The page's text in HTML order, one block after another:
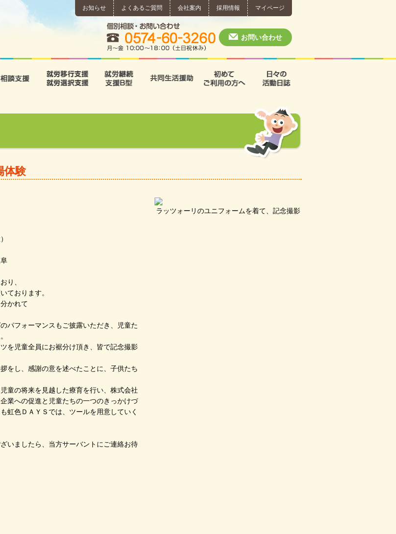
お知らせ よくあるご質問 会社案内 採用情報 マイページ
個別相談・お問い合わせ
お問い合わせ
相談支援 就労移行支援･就労選択支援
体験
り、
ております。
かれて
パフォーマンスもご披露いただき、児童た
を児童全員にお裾分け頂き、皆で記念撮影
をし、感謝の意を述べたことに、子供たち
童の将来を見越した療育を行い、株式会社
業への促進と児童たちの一つのきっかけづ
虹色ＤＡＹＳでは、ツールを用意していく
いましたら、当方サーバントにご連絡お待
ラッツォーリのユニフォームを着て、記念撮影